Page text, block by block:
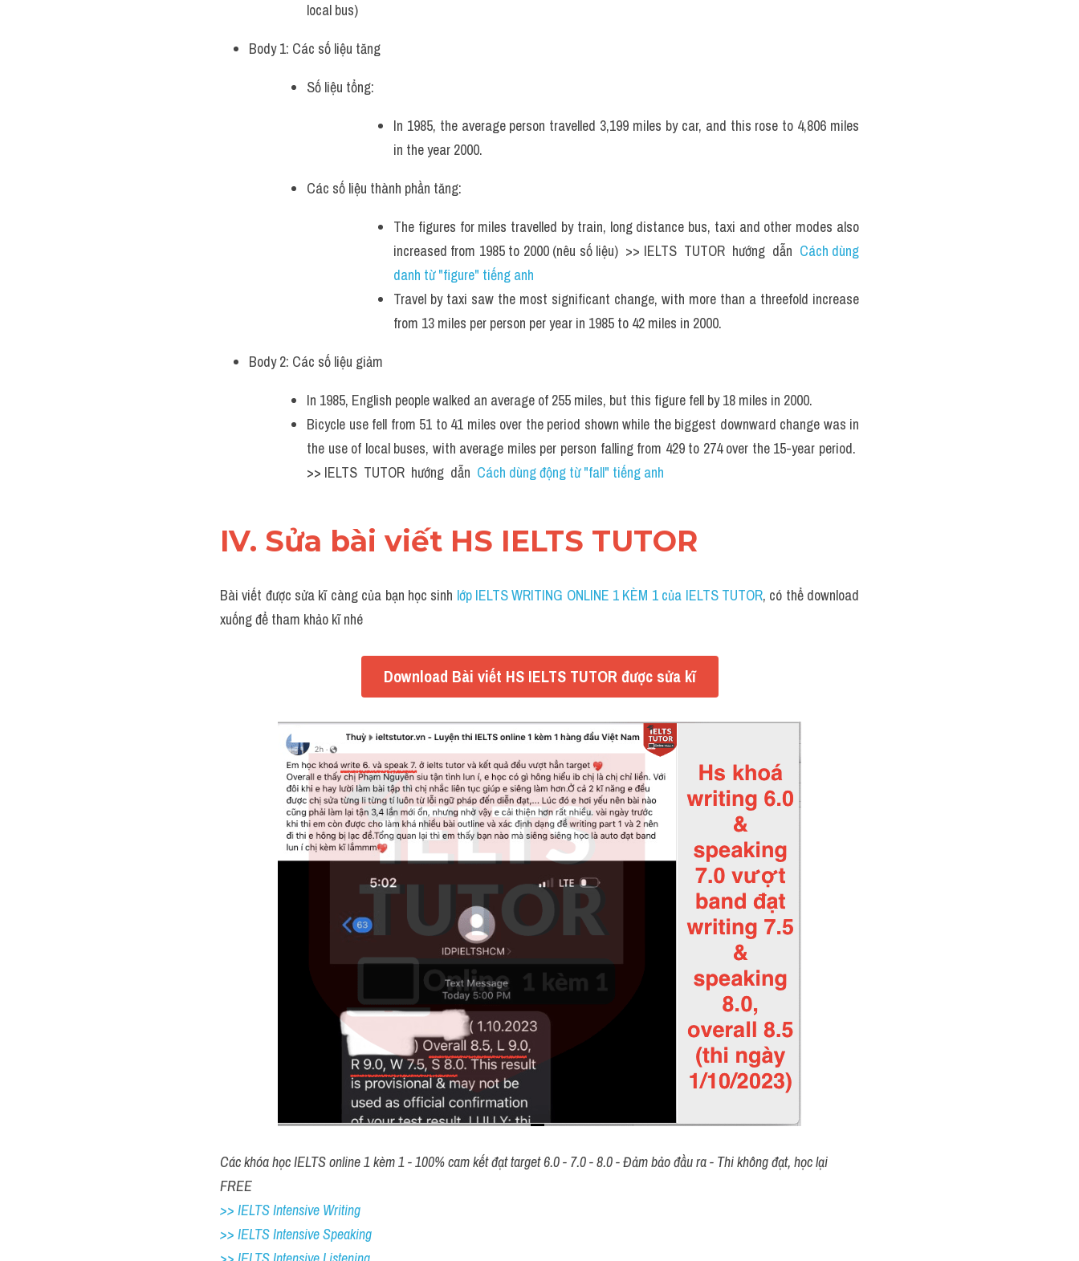
local bus)
Body 1: Các số liệu tăng
Số liệu tổng:
In 1985, the average person travelled 3,199 miles by car, and this rose to 4,806 miles
in the year 2000.
Các số liệu thành phần tăng:
The figures for miles travelled by train, long distance bus, taxi and other modes also
increased from 1985 to 2000 (nêu số liệu)  >> IELTS  TUTOR  hướng  dẫn Cách dùng
danh từ "figure" tiếng anh
Travel by taxi saw the most significant change, with more than a threefold increase
from 13 miles per person per year in 1985 to 42 miles in 2000.
Body 2: Các số liệu giảm
In 1985, English people walked an average of 255 miles, but this figure fell by 18 miles in 2000.
Bicycle use fell from 51 to 41 miles over the period shown while the biggest downward change was in
the use of local buses, with average miles per person falling from 429 to 274 over the 15-year period.
>> IELTS  TUTOR  hướng  dẫn Cách dùng động từ "fall" tiếng anh
IV. Sửa bài viết HS IELTS TUTOR
Bài viết được sửa kĩ càng của bạn học sinh lớp IELTS WRITING ONLINE 1 KÈM 1 của IELTS TUTOR, có thể download
xuống để tham khảo kĩ nhé
Download Bài viết HS IELTS TUTOR được sửa kĩ
Các khóa học IELTS online 1 kèm 1 - 100% cam kết đạt target 6.0 - 7.0 - 8.0 - Đảm bảo đầu ra - Thi không đạt, học lại
FREE
>> IELTS Intensive Writing
>> IELTS Intensive Speaking